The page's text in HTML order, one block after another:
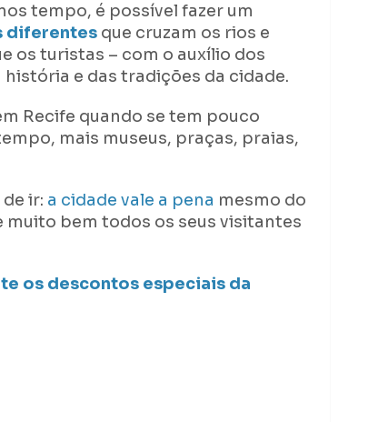
tempo, é possível fazer um
diferentes que cruzam os rios e
os turistas – com o auxílio dos
e das tradições da cidade.
Recife quando se tem pouco
mais museus, praças, praias,
ir: a cidade vale a pena mesmo do
bem todos os seus visitantes
os descontos especiais da